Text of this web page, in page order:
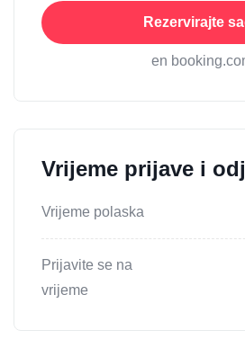
Rezervirajte
en
Vrijeme prijave i
Vrijeme polaska
Prijavite se na
vrijeme